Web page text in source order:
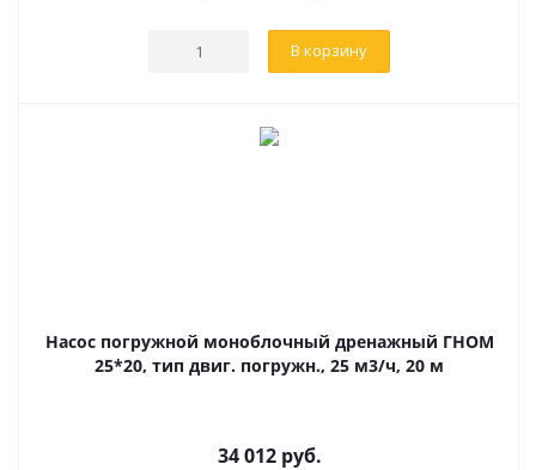
В корзину
Насос погружной моноблочный дренажный ГНОМ
25*20, тип двиг. погружн., 25 м3/ч, 20 м
34 012руб.